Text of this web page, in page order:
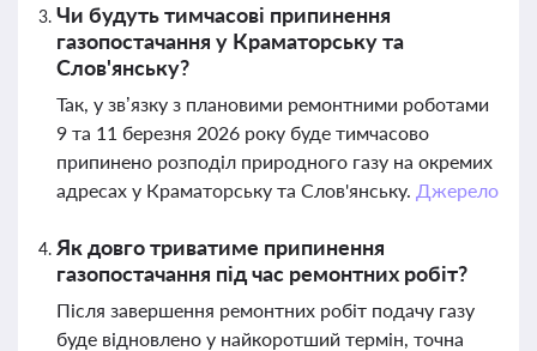
Чи будуть тимчасові припинення
газопостачання у Краматорську та
Слов'янську?
Так, у зв’язку з плановими ремонтними роботами
9 та 11 березня 2026 року буде тимчасово
припинено розподіл природного газу на окремих
адресах у Краматорську та Слов'янську. Джерело
Як довго триватиме припинення
газопостачання під час ремонтних робіт?
Після завершення ремонтних робіт подачу газу
буде відновлено у найкоротший термін, точна